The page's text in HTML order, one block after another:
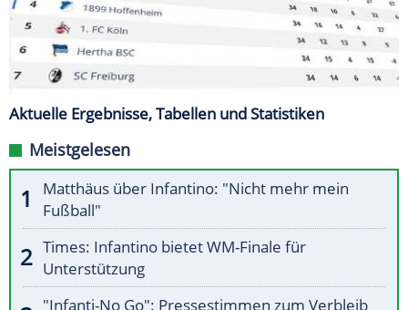
Aktuelle Ergebnisse, Tabellen und Statistiken
Meistgelesen
Matthäus über Infantino: "Nicht mehr mein
Fußball"
Times: Infantino bietet WM-Finale für
Unterstützung
"Infanti-No Go": Pressestimmen zum Verbleib